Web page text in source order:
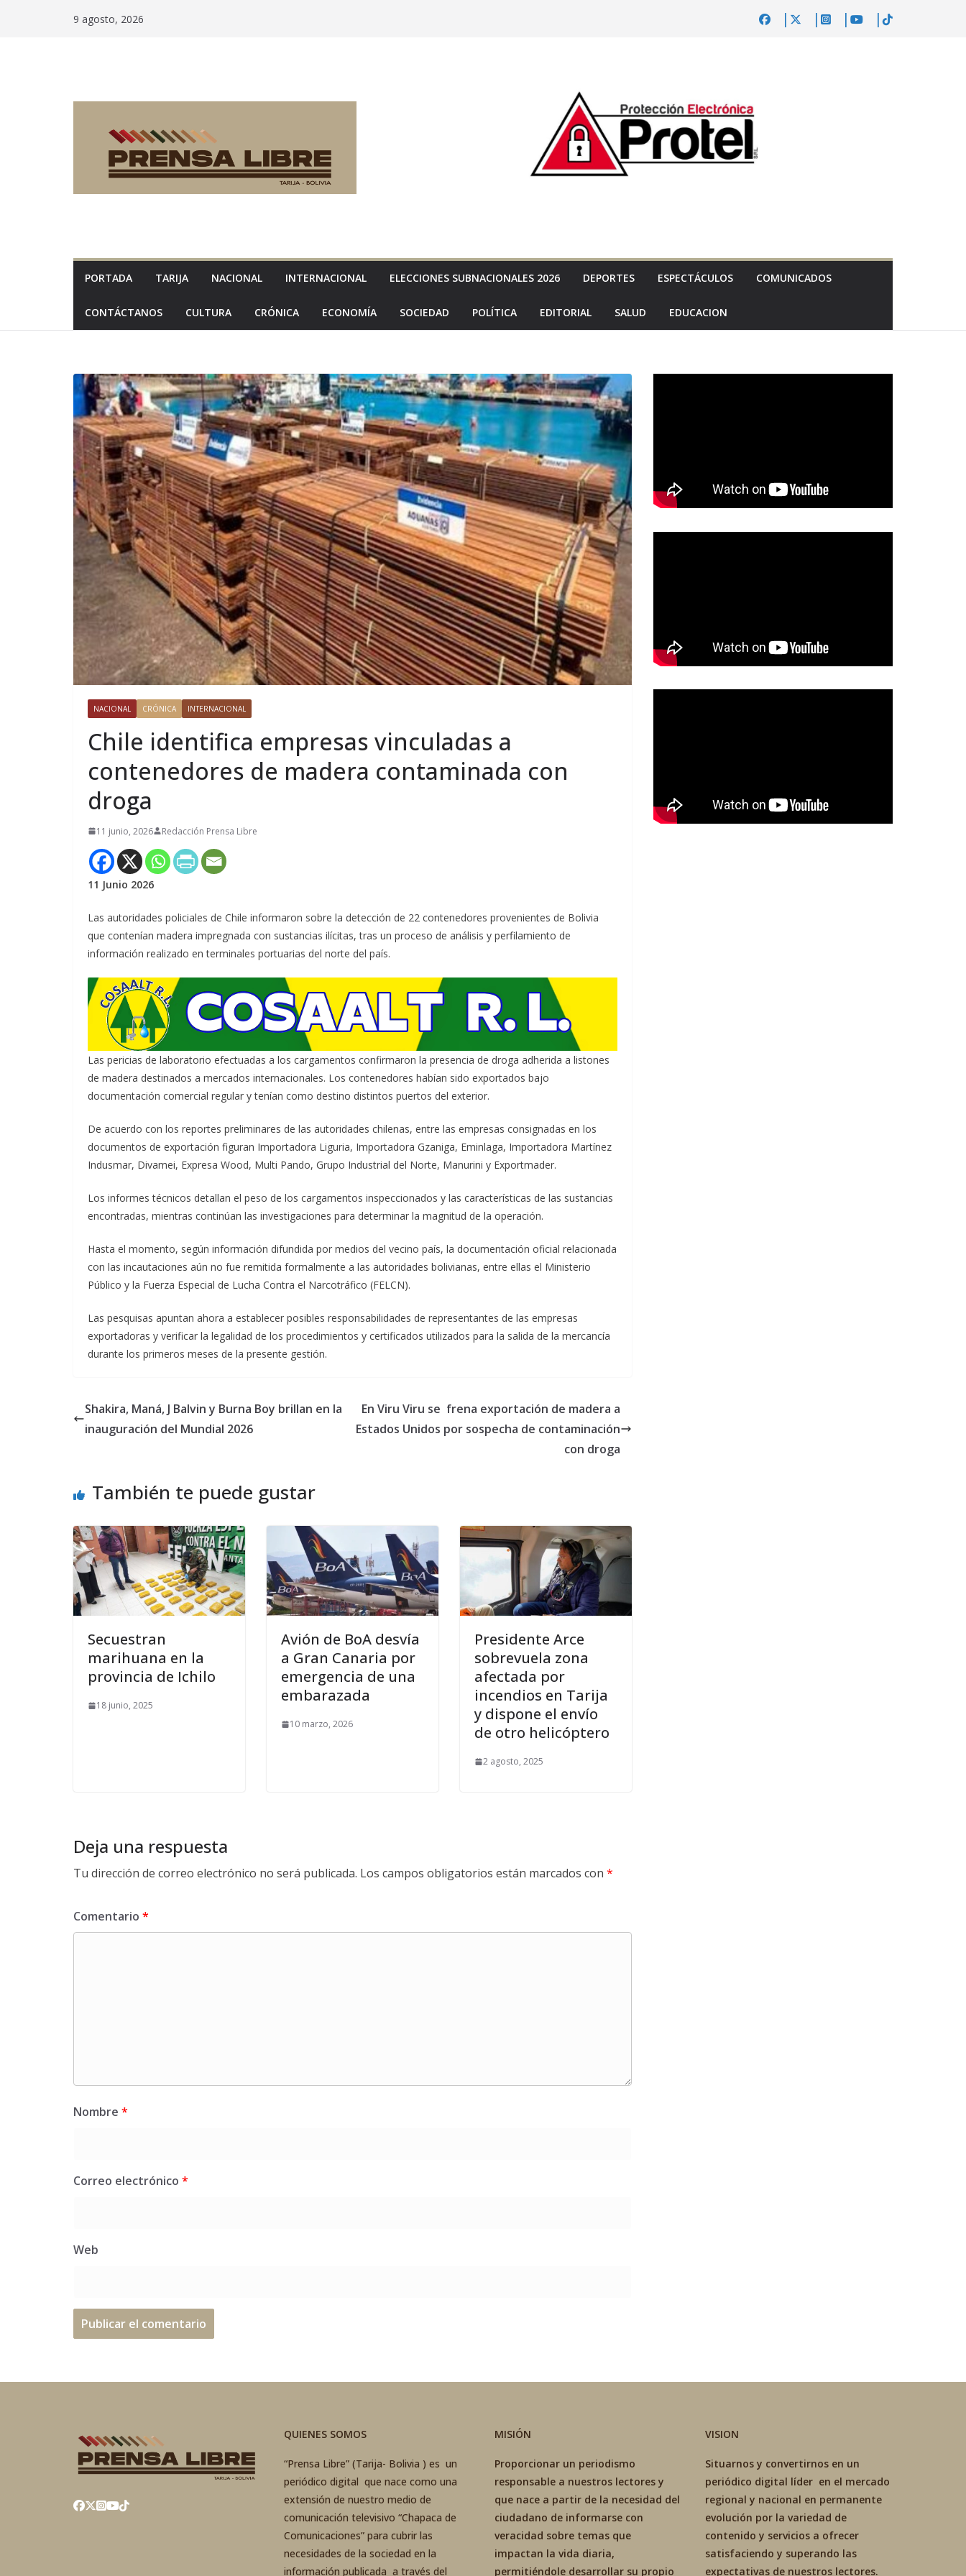
9 agosto, 2026
PORTADA TARIJA NACIONAL INTERNACIONAL ELECCIONES SUBNACIONALES 2026 DEPORTES ESPECTÁCULOS COMUNICADOS
CONTÁCTANOS CULTURA CRÓNICA ECONOMÍA SOCIEDAD POLÍTICA EDITORIAL SALUD EDUCACION
NACIONAL CRÓNICA INTERNACIONAL
Chile identifica empresas vinculadas a
contenedores de madera contaminada con
droga
11 junio, 2026 Redacción Prensa Libre
11 Junio 2026
Las autoridades policiales de Chile informaron sobre la detección de 22 contenedores provenientes de Bolivia
que contenían madera impregnada con sustancias ilícitas, tras un proceso de análisis y perfilamiento de
información realizado en terminales portuarias del norte del país.
Las pericias de laboratorio efectuadas a los cargamentos confirmaron la presencia de droga adherida a listones
de madera destinados a mercados internacionales. Los contenedores habían sido exportados bajo
documentación comercial regular y tenían como destino distintos puertos del exterior.
De acuerdo con los reportes preliminares de las autoridades chilenas, entre las empresas consignadas en los
documentos de exportación figuran Importadora Liguria, Importadora Gzaniga, Eminlaga, Importadora Martínez
Indusmar, Divamei, Expresa Wood, Multi Pando, Grupo Industrial del Norte, Manurini y Exportmader.
Los informes técnicos detallan el peso de los cargamentos inspeccionados y las características de las sustancias
encontradas, mientras continúan las investigaciones para determinar la magnitud de la operación.
Hasta el momento, según información difundida por medios del vecino país, la documentación oficial relacionada
con las incautaciones aún no fue remitida formalmente a las autoridades bolivianas, entre ellas el Ministerio
Público y la Fuerza Especial de Lucha Contra el Narcotráfico (FELCN).
Las pesquisas apuntan ahora a establecer posibles responsabilidades de representantes de las empresas
exportadoras y verificar la legalidad de los procedimientos y certificados utilizados para la salida de la mercancía
durante los primeros meses de la presente gestión.
Shakira, Maná, J Balvin y Burna Boy brillan en la
inauguración del Mundial 2026
En Viru Viru se frena exportación de madera a
Estados Unidos por sospecha de contaminación
con droga
También te puede gustar
Secuestran
marihuana en la
provincia de Ichilo
18 junio, 2025
Avión de BoA desvía
a Gran Canaria por
emergencia de una
embarazada
10 marzo, 2026
Presidente Arce
sobrevuela zona
afectada por
incendios en Tarija
y dispone el envío
de otro helicóptero
2 agosto, 2025
Deja una respuesta
Tu dirección de correo electrónico no será publicada. Los campos obligatorios están marcados con *
Comentario *
Nombre *
Correo electrónico *
Web
QUIENES SOMOS
“Prensa Libre” (Tarija- Bolivia ) es un
periódico digital que nace como una
extensión de nuestro medio de
comunicación televisivo “Chapaca de
Comunicaciones” para cubrir las
necesidades de la sociedad en la
información publicada a través del
MISIÓN
Proporcionar un periodismo
responsable a nuestros lectores y
que nace a partir de la necesidad del
ciudadano de informarse con
veracidad sobre temas que
impactan la vida diaria,
permitiéndole desarrollar su propio
VISION
Situarnos y convertirnos en un
periódico digital líder en el mercado
regional y nacional en permanente
evolución por la variedad de
contenido y servicios a ofrecer
satisfaciendo y superando las
expectativas de nuestros lectores.